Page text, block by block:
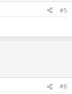
#5
#6